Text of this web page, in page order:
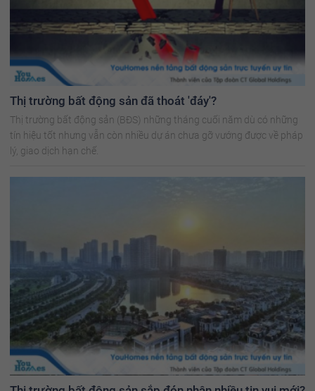
Thị trường bất động sản đã thoát 'đáy'?
Thị trường bất động sản (BĐS) những tháng cuối năm dù có những
tín hiệu tốt nhưng vẫn còn nhiều dự án chưa gỡ vướng được về pháp
lý, giao dịch hạn chế.